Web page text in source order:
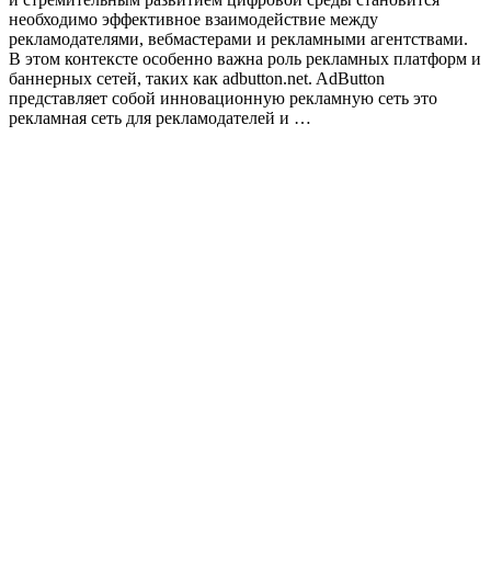
необходимо эффективное взаимодействие между
рекламодателями, вебмастерами и рекламными агентствами.
В этом контексте особенно важна роль рекламных платформ и
баннерных сетей, таких как adbutton.net. AdButton
представляет собой инновационную рекламную сеть это
рекламная сеть для рекламодателей и …